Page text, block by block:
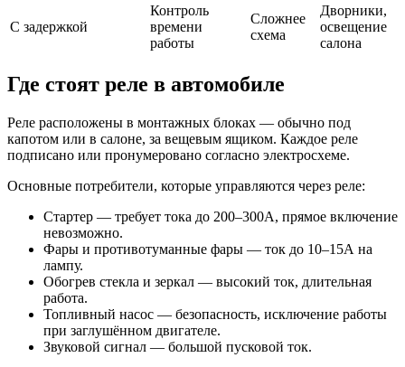
С задержкой
Контроль
времени
работы
Сложнее
схема
Дворники,
освещение
салона
Где стоят реле в автомобиле
Реле расположены в монтажных блоках — обычно под
капотом или в салоне, за вещевым ящиком. Каждое реле
подписано или пронумеровано согласно электросхеме.
Основные потребители, которые управляются через реле:
Стартер — требует тока до 200–300А, прямое включение
невозможно.
Фары и противотуманные фары — ток до 10–15А на
лампу.
Обогрев стекла и зеркал — высокий ток, длительная
работа.
Топливный насос — безопасность, исключение работы
при заглушённом двигателе.
Звуковой сигнал — большой пусковой ток.